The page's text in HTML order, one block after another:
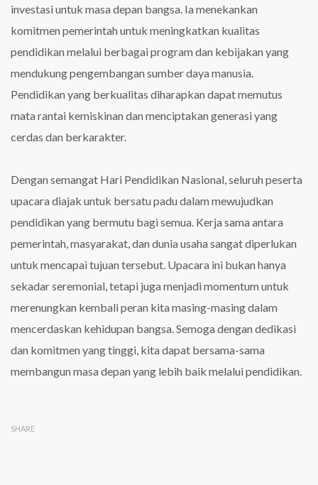
investasi untuk masa depan bangsa. Ia menekankan
komitmen pemerintah untuk meningkatkan kualitas
pendidikan melalui berbagai program dan kebijakan yang
mendukung pengembangan sumber daya manusia.
Pendidikan yang berkualitas diharapkan dapat memutus
mata rantai kemiskinan dan menciptakan generasi yang
cerdas dan berkarakter.
Dengan semangat Hari Pendidikan Nasional, seluruh peserta
upacara diajak untuk bersatu padu dalam mewujudkan
pendidikan yang bermutu bagi semua. Kerja sama antara
pemerintah, masyarakat, dan dunia usaha sangat diperlukan
untuk mencapai tujuan tersebut. Upacara ini bukan hanya
sekadar seremonial, tetapi juga menjadi momentum untuk
merenungkan kembali peran kita masing-masing dalam
mencerdaskan kehidupan bangsa. Semoga dengan dedikasi
dan komitmen yang tinggi, kita dapat bersama-sama
membangun masa depan yang lebih baik melalui pendidikan.
SHARE